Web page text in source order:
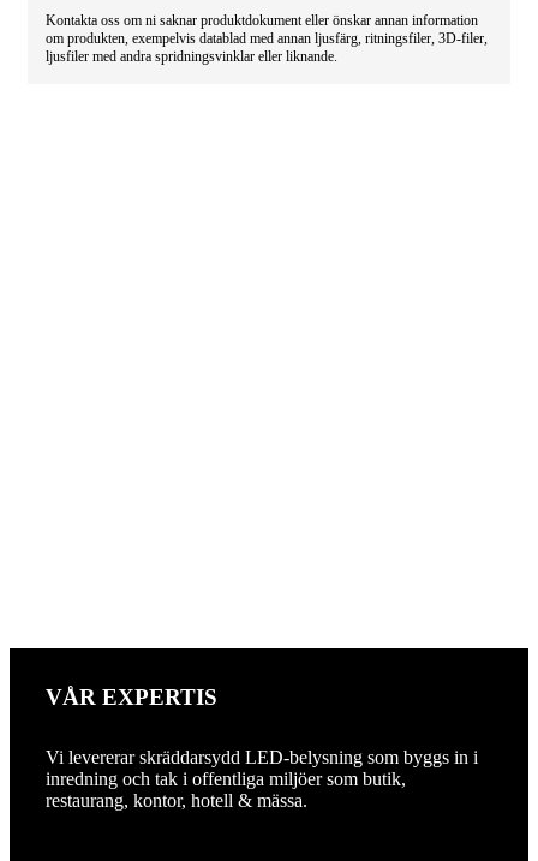
Kontakta oss om ni saknar produktdokument eller önskar annan information
om produkten, exempelvis datablad med annan ljusfärg, ritningsfiler, 3D-filer,
ljusfiler med andra spridningsvinklar eller liknande.
VÅR EXPERTIS
Vi levererar skräddarsydd LED-belysning som byggs in i
inredning och tak i offentliga miljöer som butik,
restaurang, kontor, hotell & mässa.